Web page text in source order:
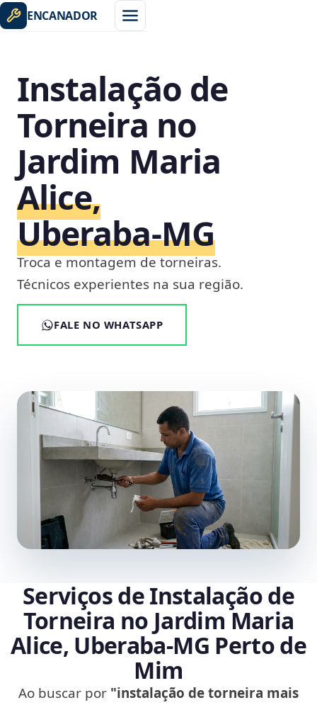
ENCANADOR
Instalação de
Torneira no
Jardim Maria
Alice,
Uberaba‑MG
Troca e montagem de torneiras.
Técnicos experientes na sua região.
FALE NO WHATSAPP
Serviços de Instalação de
Torneira no Jardim Maria
Alice, Uberaba‑MG Perto de
Mim
Ao buscar por "instalação de torneira mais